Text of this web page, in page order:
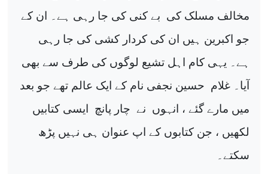
مخالف مسلک کی بے کنی کی جا رہی ہے۔ ان کے
جو اکبرین ہیں ان کی کردار کشی کی جا رہی
ہے۔ یہی کام اہل تشیع لوگوں کی طرف سے بھی
آیا۔ غلام حسین نجفی نام کے ایک عالم تھے جو بعد
میں مارے گئے ، انہوں نے چار پانچ
ایسی کتابیں
لکھیں ، جن کتابوں کے ا پ عنوان ہی نہیں پڑھ
سکتے۔